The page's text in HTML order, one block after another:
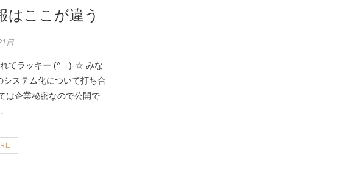
はここが違う
日
てラッキー (^_-)-☆ みな
ステム化について打ち合
は企業秘密なので公開で